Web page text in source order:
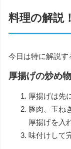
料理の解説！
今日は特に解説す
厚揚げの炒め物
厚揚げは先
豚肉、玉ね
厚揚げを入
味付けして